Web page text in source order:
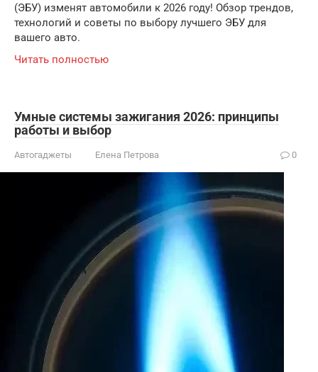
(ЭБУ) изменят автомобили к 2026 году! Обзор трендов,
технологий и советы по выбору лучшего ЭБУ для
вашего авто.
Читать полностью
Умные системы зажигания 2026: принципы
работы и выбор
Автогаджеты Елена Петрова 0